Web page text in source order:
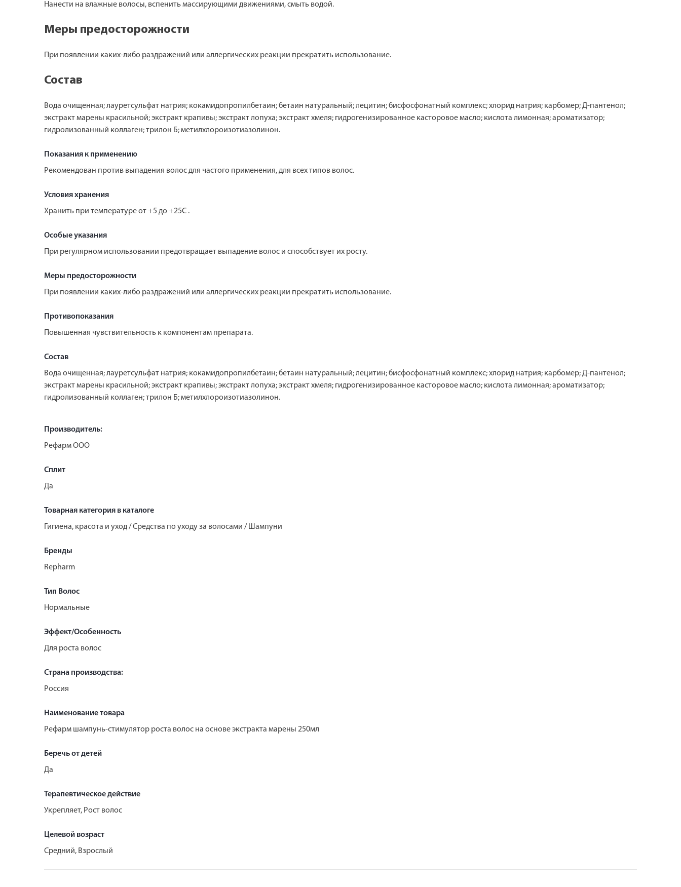
Нанести на влажные волосы, вспенить массирующими движениями, смыть водой.
Меры предосторожности
При появлении каких-либо раздражений или аллергических реакции прекратить использование.
Состав
Вода очищенная; лауретсульфат натрия; кокамидопропилбетаин; бетаин натуральный; лецитин; бисфосфонатный комплекс; хлорид натрия; карбомер; Д-пантенол;
экстракт марены красильной; экстракт крапивы; экстракт лопуха; экстракт хмеля; гидрогенизированное касторовое масло; кислота лимонная; ароматизатор;
гидролизованный коллаген; трилон Б; метилхлороизотиазолинон.
Показания к применению
Рекомендован против выпадения волос для частого применения, для всех типов волос.
Условия хранения
Хранить при температуре от +5 до +25С .
Особые указания
При регулярном использовании предотвращает выпадение волос и способствует их росту.
Меры предосторожности
При появлении каких-либо раздражений или аллергических реакции прекратить использование.
Противопоказания
Повышенная чувствительность к компонентам препарата.
Состав
Вода очищенная; лауретсульфат натрия; кокамидопропилбетаин; бетаин натуральный; лецитин; бисфосфонатный комплекс; хлорид натрия; карбомер; Д-пантенол;
экстракт марены красильной; экстракт крапивы; экстракт лопуха; экстракт хмеля; гидрогенизированное касторовое масло; кислота лимонная; ароматизатор;
гидролизованный коллаген; трилон Б; метилхлороизотиазолинон.
Производитель:
Рефарм ООО
Сплит
Да
Товарная категория в каталоге
Гигиена, красота и уход / Средства по уходу за волосами / Шампуни
Бренды
Repharm
Тип Волос
Нормальные
Эффект/Особенность
Для роста волос
Страна производства:
Россия
Наименование товара
Рефарм шампунь-стимулятор роста волос на основе экстракта марены 250мл
Беречь от детей
Да
Терапевтическое действие
Укрепляет, Рост волос
Целевой возраст
Средний, Взрослый